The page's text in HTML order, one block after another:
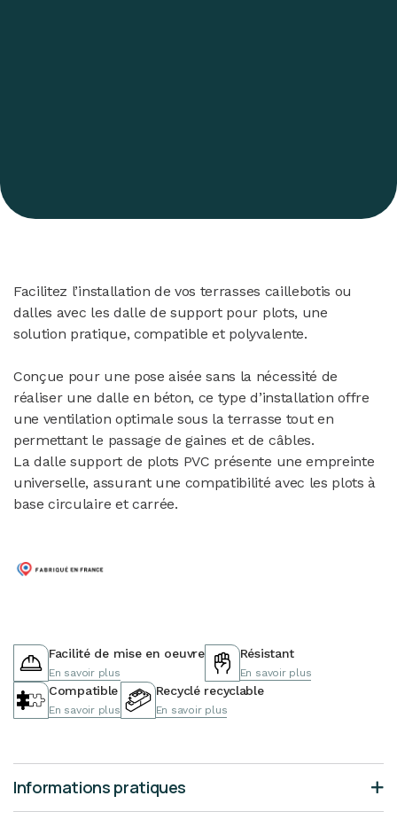
Facilitez l’installation de vos terrasses caillebotis ou
dalles avec les dalle de support pour plots, une
solution pratique, compatible et polyvalente.
Conçue pour une pose aisée sans la nécessité de
réaliser une dalle en béton, ce type d’installation offre
une ventilation optimale sous la terrasse tout en
permettant le passage de gaines et de câbles.
La dalle support de plots PVC présente une empreinte
universelle, assurant une compatibilité avec les plots à
base circulaire et carrée.
Facilité de mise en oeuvre
En savoir plus
Résistant
En savoir plus
Compatible
En savoir plus
Recyclé recyclable
En savoir plus
Informations pratiques